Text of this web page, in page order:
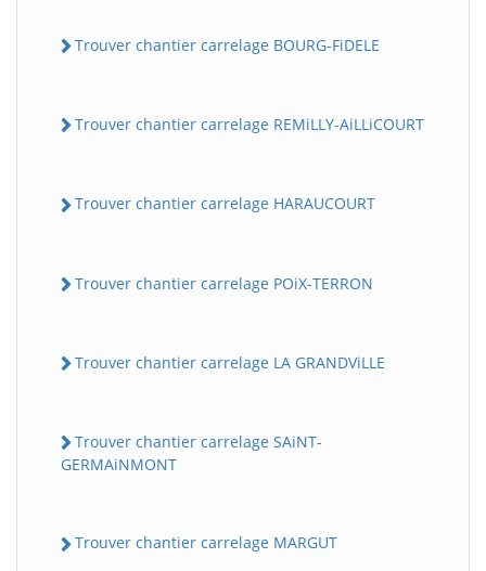
Trouver chantier carrelage BOURG-FiDELE
Trouver chantier carrelage REMiLLY-AiLLiCOURT
Trouver chantier carrelage HARAUCOURT
Trouver chantier carrelage POiX-TERRON
Trouver chantier carrelage LA GRANDViLLE
Trouver chantier carrelage SAiNT-
GERMAiNMONT
Trouver chantier carrelage MARGUT